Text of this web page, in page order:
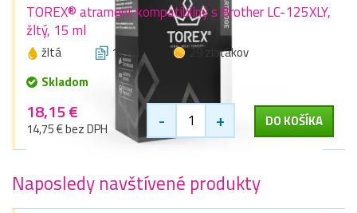
TOREX® atrament kompatibilný s Brother LC-125XLY,
žltý, 15 ml
žltá 15 ml
29 zlaťákov
Skladom
18,15 €
14,75 € bez DPH - + DO KOŠÍKA
Naposledy navštívené produkty